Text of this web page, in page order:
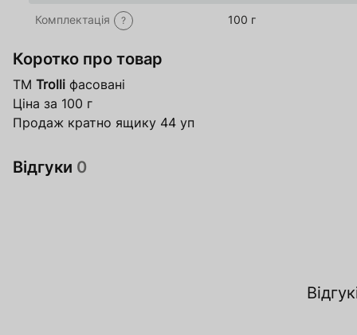
Комплектація ? 100 г
Коротко про товар
ТМ Trolli фасовані
Ціна за 100 г
Продаж кратно ящику 44 уп
Відгуки 0